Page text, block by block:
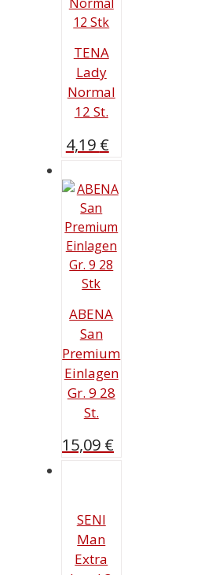
TENA
Lady
Normal
12 St.
4,19 €
ABENA
San
Premium
Einlagen
Gr. 9 28
St.
15,09 €
SENI
Man
Extra